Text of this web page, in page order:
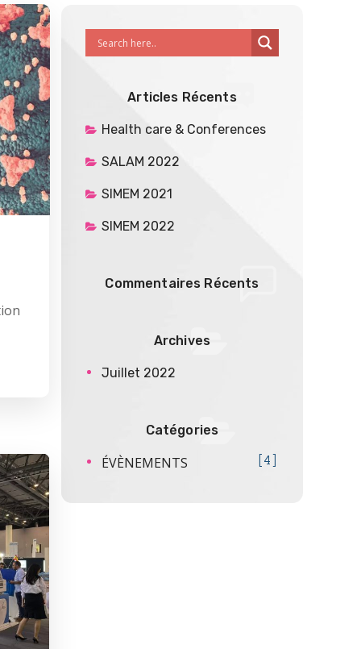
Articles Récents
Health care & Conferences
SALAM 2022
SIMEM 2021
SIMEM 2022
Commentaires Récents
Archives
Juillet 2022
Catégories
ÉVÈNEMENTS 4